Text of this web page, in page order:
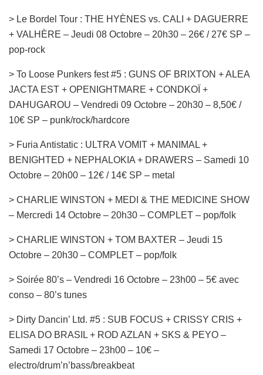
> Le Bordel Tour : THE HYÈNES vs. CALI + DAGUERRE
+ VALHÈRE – Jeudi 08 Octobre – 20h30 – 26€ / 27€ SP –
pop-rock
> To Loose Punkers fest #5 : GUNS OF BRIXTON + ALEA
JACTA EST + OPENIGHTMARE + CONDKOÏ +
DAHUGAROU – Vendredi 09 Octobre – 20h30 – 8,50€ /
10€ SP – punk/rock/hardcore
> Furia Antistatic : ULTRA VOMIT + MANIMAL +
BENIGHTED + NEPHALOKIA + DRAWERS – Samedi 10
Octobre – 20h00 – 12€ / 14€ SP – metal
> CHARLIE WINSTON + MEDI & THE MEDICINE SHOW
– Mercredi 14 Octobre – 20h30 – COMPLET – pop/folk
> CHARLIE WINSTON + TOM BAXTER – Jeudi 15
Octobre – 20h30 – COMPLET – pop/folk
> Soirée 80’s – Vendredi 16 Octobre – 23h00 – 5€ avec
conso – 80’s tunes
> Dirty Dancin’ Ltd. #5 : SUB FOCUS + CRISSY CRIS +
ELISA DO BRASIL + ROD AZLAN + SKS & PEYO –
Samedi 17 Octobre – 23h00 – 10€ –
electro/drum’n’bass/breakbeat